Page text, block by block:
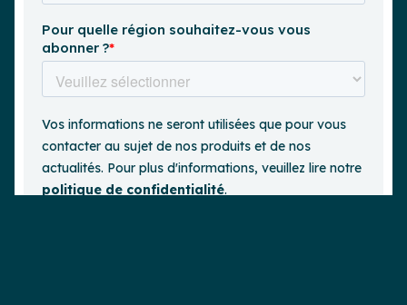
Demander une démo